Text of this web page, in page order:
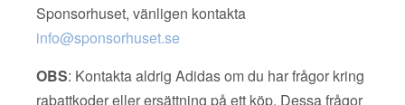
Sponsorhuset, vänligen kontakta
info@sponsorhuset.se
OBS: Kontakta aldrig Adidas om du har frågor kring
rabattkoder eller ersättning på ett köp. Dessa frågor